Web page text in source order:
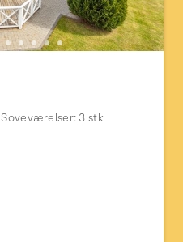
Soveværelser: 3 stk